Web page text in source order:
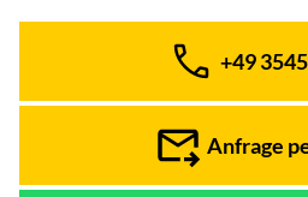
+49
Anfrage